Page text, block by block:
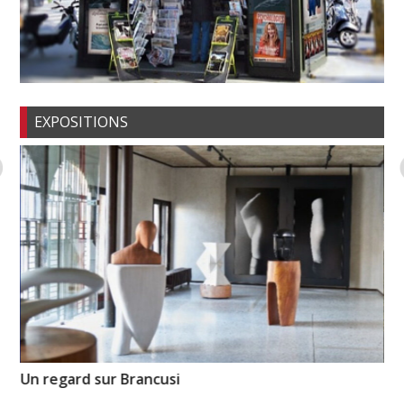
EXPOSITIONS
Un regard sur Brancusi